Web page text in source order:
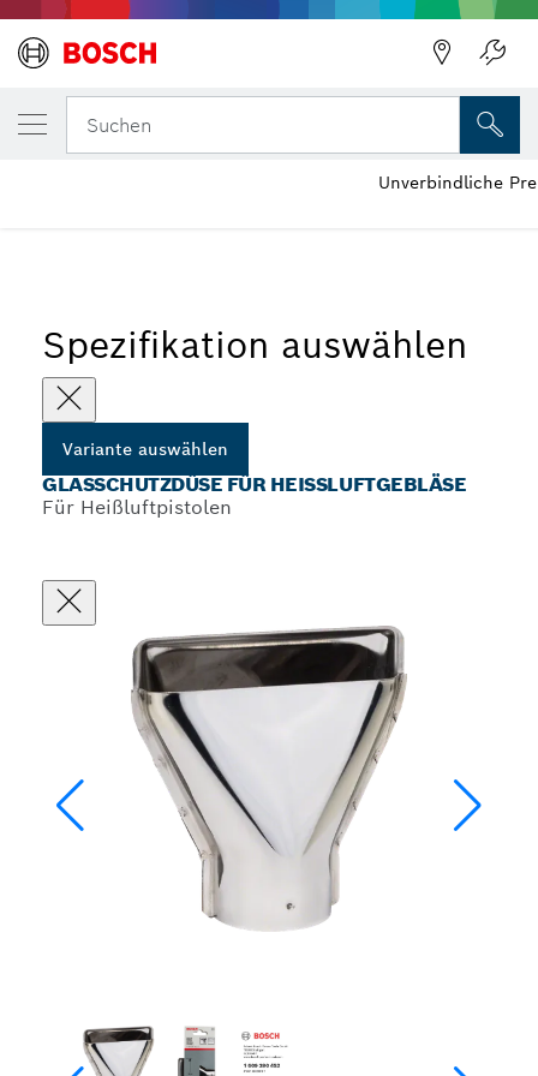
Suchen
Spezifikation auswählen
Variante auswählen
GLASSCHUTZDÜSE FÜR HEISSLUFTGEBLÄSE
Für Heißluftpistolen
DEINE AUSGEWÄHLTE VARIANTE
Glasschutzdüse für Heißluftgebläse
Unverbindliche